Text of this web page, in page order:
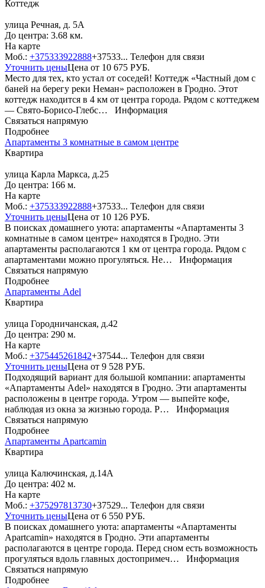
Коттедж
улица Речная, д. 5A
До центра: 3.68 км.
На карте
Моб.: +375333922888+37533... Телефон для связи
Уточнить ценыЦена от 10 675 РУБ.
Место для тех, кто устал от соседей! Коттедж «Частный дом с
баней на берегу реки Неман» расположен в Гродно. Этот
коттедж находится в 4 км от центра города. Рядом с коттеджем
— Свято-Борисо-Глебс… Информация
Связаться напрямую
Подробнее
Апартаменты 3 комнатные в самом центре
Квартира
улица Карла Маркса, д.25
До центра: 166 м.
На карте
Моб.: +375333922888+37533... Телефон для связи
Уточнить ценыЦена от 10 126 РУБ.
В поисках домашнего уюта: апартаменты «Апартаменты 3
комнатные в самом центре» находятся в Гродно. Эти
апартаменты располагаются 1 км от центра города. Рядом с
апартаментами можно прогуляться. Не… Информация
Связаться напрямую
Подробнее
Апартаменты Adel
Квартира
улица Городничанская, д.42
До центра: 290 м.
На карте
Моб.: +375445261842+37544... Телефон для связи
Уточнить ценыЦена от 9 528 РУБ.
Подходящий вариант для большой компании: апартаменты
«Апартаменты Adel» находятся в Гродно. Эти апартаменты
расположены в центре города. Утром — выпейте кофе,
наблюдая из окна за жизнью города. Р… Информация
Связаться напрямую
Подробнее
Апартаменты Apartcamin
Квартира
улица Калючинская, д.14А
До центра: 402 м.
На карте
Моб.: +375297813730+37529... Телефон для связи
Уточнить ценыЦена от 6 550 РУБ.
В поисках домашнего уюта: апартаменты «Апартаменты
Apartcamin» находятся в Гродно. Эти апартаменты
располагаются в центре города. Перед сном есть возможность
прогуляться вдоль главных достопримеч… Информация
Связаться напрямую
Подробнее